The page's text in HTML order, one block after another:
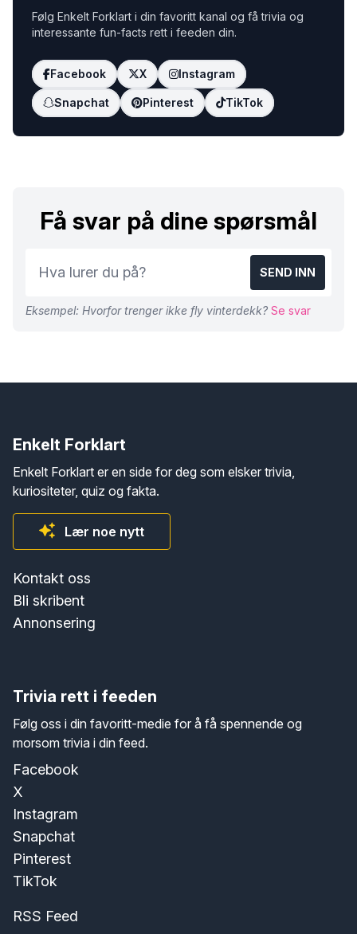
Følg Enkelt Forklart i din favoritt kanal og få trivia og
interessante fun-facts rett i feeden din.
Facebook X Instagram
Snapchat Pinterest TikTok
Få svar på dine spørsmål
SEND INN
Eksempel: Hvorfor trenger ikke fly vinterdekk? Se svar
Enkelt Forklart
Enkelt Forklart er en side for deg som elsker trivia,
kuriositeter, quiz og fakta.
Lær noe nytt
Kontakt oss
Bli skribent
Annonsering
Trivia rett i feeden
Følg oss i din favoritt-medie for å få spennende og
morsom trivia i din feed.
Facebook
X
Instagram
Snapchat
Pinterest
TikTok
RSS Feed